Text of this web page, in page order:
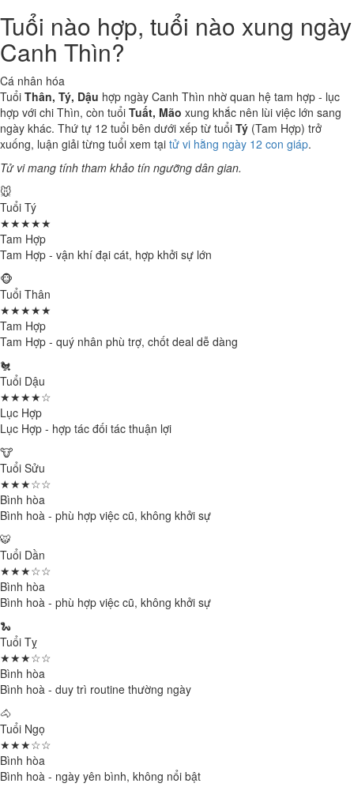
Tuổi nào hợp, tuổi nào xung ngày
Canh Thìn?
Cá nhân hóa
Tuổi Thân, Tý, Dậu hợp ngày Canh Thìn nhờ quan hệ tam hợp - lục
hợp với chi Thìn, còn tuổi Tuất, Mão xung khắc nên lùi việc lớn sang
ngày khác. Thứ tự 12 tuổi bên dưới xếp từ tuổi Tý (Tam Hợp) trở
xuống, luận giải từng tuổi xem tại tử vi hằng ngày 12 con giáp.
Tử vi mang tính tham khảo tín ngưỡng dân gian.
🐭
Tuổi Tý
★★★★★
Tam Hợp
Tam Hợp - vận khí đại cát, hợp khởi sự lớn
🐵
Tuổi Thân
★★★★★
Tam Hợp
Tam Hợp - quý nhân phù trợ, chốt deal dễ dàng
🐔
Tuổi Dậu
★★★★☆
Lục Hợp
Lục Hợp - hợp tác đối tác thuận lợi
🐮
Tuổi Sửu
★★★☆☆
Bình hòa
Bình hoà - phù hợp việc cũ, không khởi sự
🐯
Tuổi Dần
★★★☆☆
Bình hòa
Bình hoà - phù hợp việc cũ, không khởi sự
🐍
Tuổi Tỵ
★★★☆☆
Bình hòa
Bình hoà - duy trì routine thường ngày
🐴
Tuổi Ngọ
★★★☆☆
Bình hòa
Bình hoà - ngày yên bình, không nổi bật